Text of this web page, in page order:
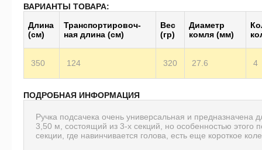
ВАРИАНТЫ ТОВАРА:
Длина
(см)
Транс­пор­тиро­воч­
ная длина (см)
Вес
(гр)
Диаметр
комля (мм)
350 124 320 27.6 4
ПОДРОБНАЯ ИНФОРМАЦИЯ
Ручка подсачека очень универсальная и предназначена
3,50 м, состоящий из 3-х секций, но особенностью этого
секции, где навинчивается голова, есть еще короткое